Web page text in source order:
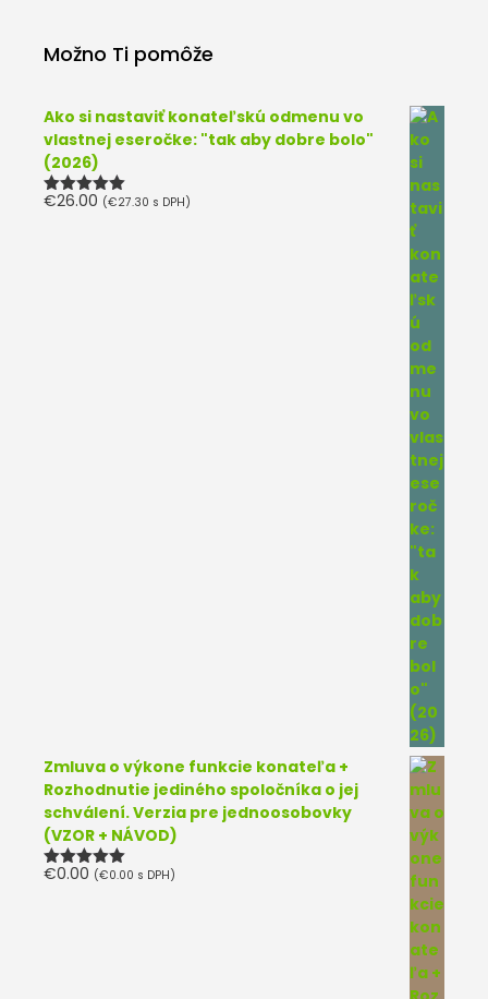
Možno Ti pomôže
Ako si nastaviť konateľskú odmenu vo
vlastnej eseročke: "tak aby dobre bolo"
(2026)
Hodnotenie
€26.00 (€27.30 s DPH)
Zmluva o výkone funkcie konateľa +
Rozhodnutie jediného spoločníka o jej
schválení. Verzia pre jednoosobovky
(VZOR + NÁVOD)
Hodnotenie
€0.00 (€0.00 s DPH)